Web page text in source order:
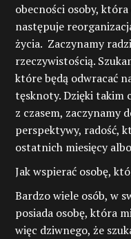
obecności osoby, która
następuje
życia. Zaczynamy
rzeczywistością.
które będą odwracać
tęsknoty. Dzięki takim
z czasem, zaczynamy
perspektywy, radość,
ostatnich miesięcy
Jak wspierać osobę,
Bardzo wiele osób, w
posiada osobę, która
więc dziwnego, że